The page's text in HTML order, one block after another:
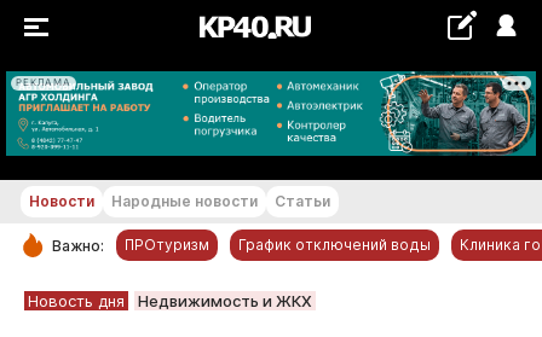
РЕКЛАМА
+21...+22 °С
РУБРИКИ
Новости Народные новости Статьи
Важно: ПРОтуризм График отключений воды Клиника
Новость дня Недвижимость и ЖКХ